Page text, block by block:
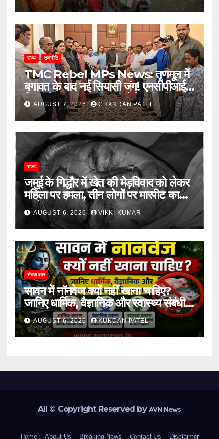
राज्य राजनीति
TMC Rebel MPs News: तृणमूल में
बगावत के बाद नई सियासी जंग! एनसीपीआई में
विलय के बावजूद बागी सांसदों में बढ़ी खींचतान,
भाजपा को लेकर भी दो राय
AUGUST 7, 2026 CHANDAN PATEL
राज्य
जमुई के गिद्धौर में खेत की मेड़विवाद को लेकर
महिला पर हमला, तीन लोगों पर मारपीट का
आरोप
AUGUST 6, 2026 VIKKI KUMAR
रोचक ज्ञान
सावन में नॉनवेज क्यों नहीं खाना चाहिए?
जानिए धार्मिक, वैज्ञानिक और स्वास्थ्य संबंधी
कारण..
AUGUST 6, 2026 KUNDAN PATEL
All © Copyright Reserved byAVN News
Home About Us Breaking News Contact Us Disclaimer